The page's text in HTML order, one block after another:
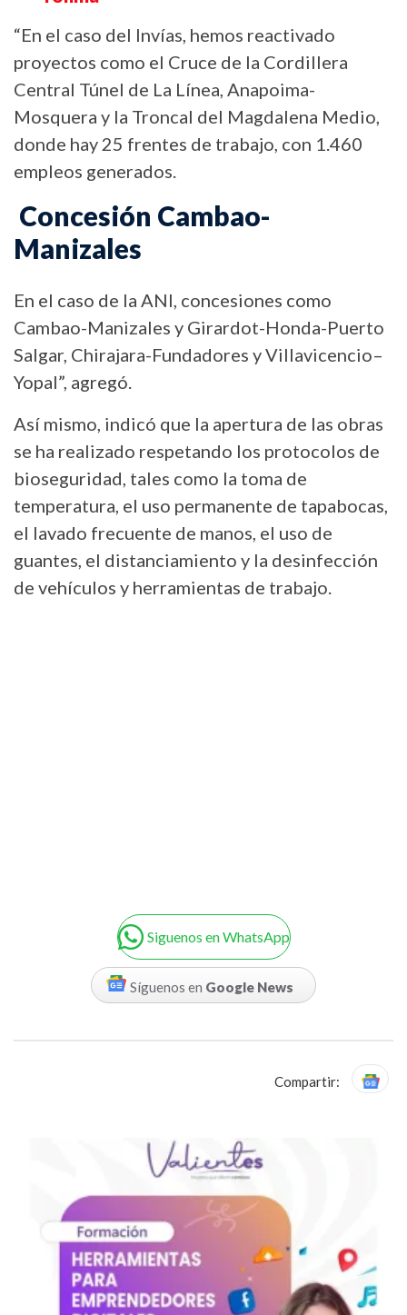
“En el caso del Invías, hemos reactivado
proyectos como el Cruce de la Cordillera
Central Túnel de La Línea, Anapoima-
Mosquera y la Troncal del Magdalena Medio,
donde hay 25 frentes de trabajo, con 1.460
empleos generados.
Concesión Cambao-
Manizales
En el caso de la ANI, concesiones como
Cambao-Manizales y Girardot-Honda-Puerto
Salgar, Chirajara-Fundadores y Villavicencio–
Yopal”, agregó.
Así mismo, indicó que la apertura de las obras
se ha realizado respetando los protocolos de
bioseguridad, tales como la toma de
temperatura, el uso permanente de tapabocas,
el lavado frecuente de manos, el uso de
guantes, el distanciamiento y la desinfección
de vehículos y herramientas de trabajo.
Siguenos en WhatsApp
Síguenos en Google News
Compartir: